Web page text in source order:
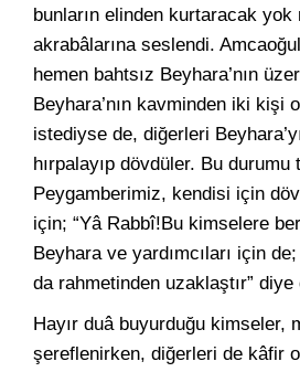
bunların elinden kurtaracak yok
akrabâlarına seslendi.
hemen bahtsız Beyhara’nın
Beyhara’nın kavminden iki kişi
istediyse de, diğerleri
hırpalayıp dövdüler. Bu
Peygamberimiz, kendisi için
için; “Yâ Rabbî!Bu kimselere
Beyhara ve yardımcıları için
da rahmetinden uzaklaştır” diye
Hayır duâ buyurduğu kimseler,
şereflenirken, diğerleri de kâfir